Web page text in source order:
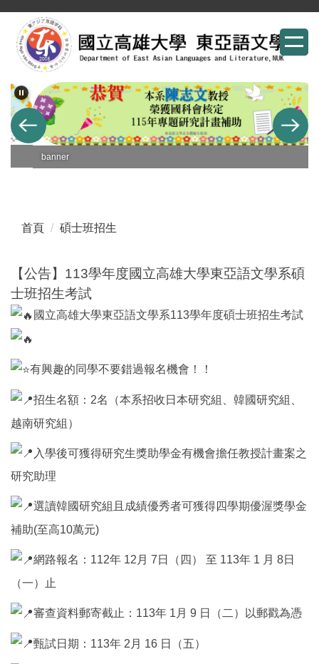
到
內
容
區
banner
首頁 碩士班招生
【公告】113學年度國立高雄大學東亞語文學系碩
士班招生考試
國立高雄大學東亞語文學系113學年度碩士班招生考試
有興趣的同學不要錯過報名機會！！
招生名額：2名（本系招收日本研究組、韓國研究組、
越南研究組）
入學後可獲得研究生獎助學金有機會擔任教授計畫案之
研究助理
選讀韓國研究組且成績優秀者可獲得四學期優渥獎學金
補助(至高10萬元)
網路報名：112年 12月 7日（四） 至 113年 1 月 8日
（一）止
審查資料郵寄截止：113年 1月 9 日（二）以郵戳為憑
甄試日期：113年 2月 16 日（五）